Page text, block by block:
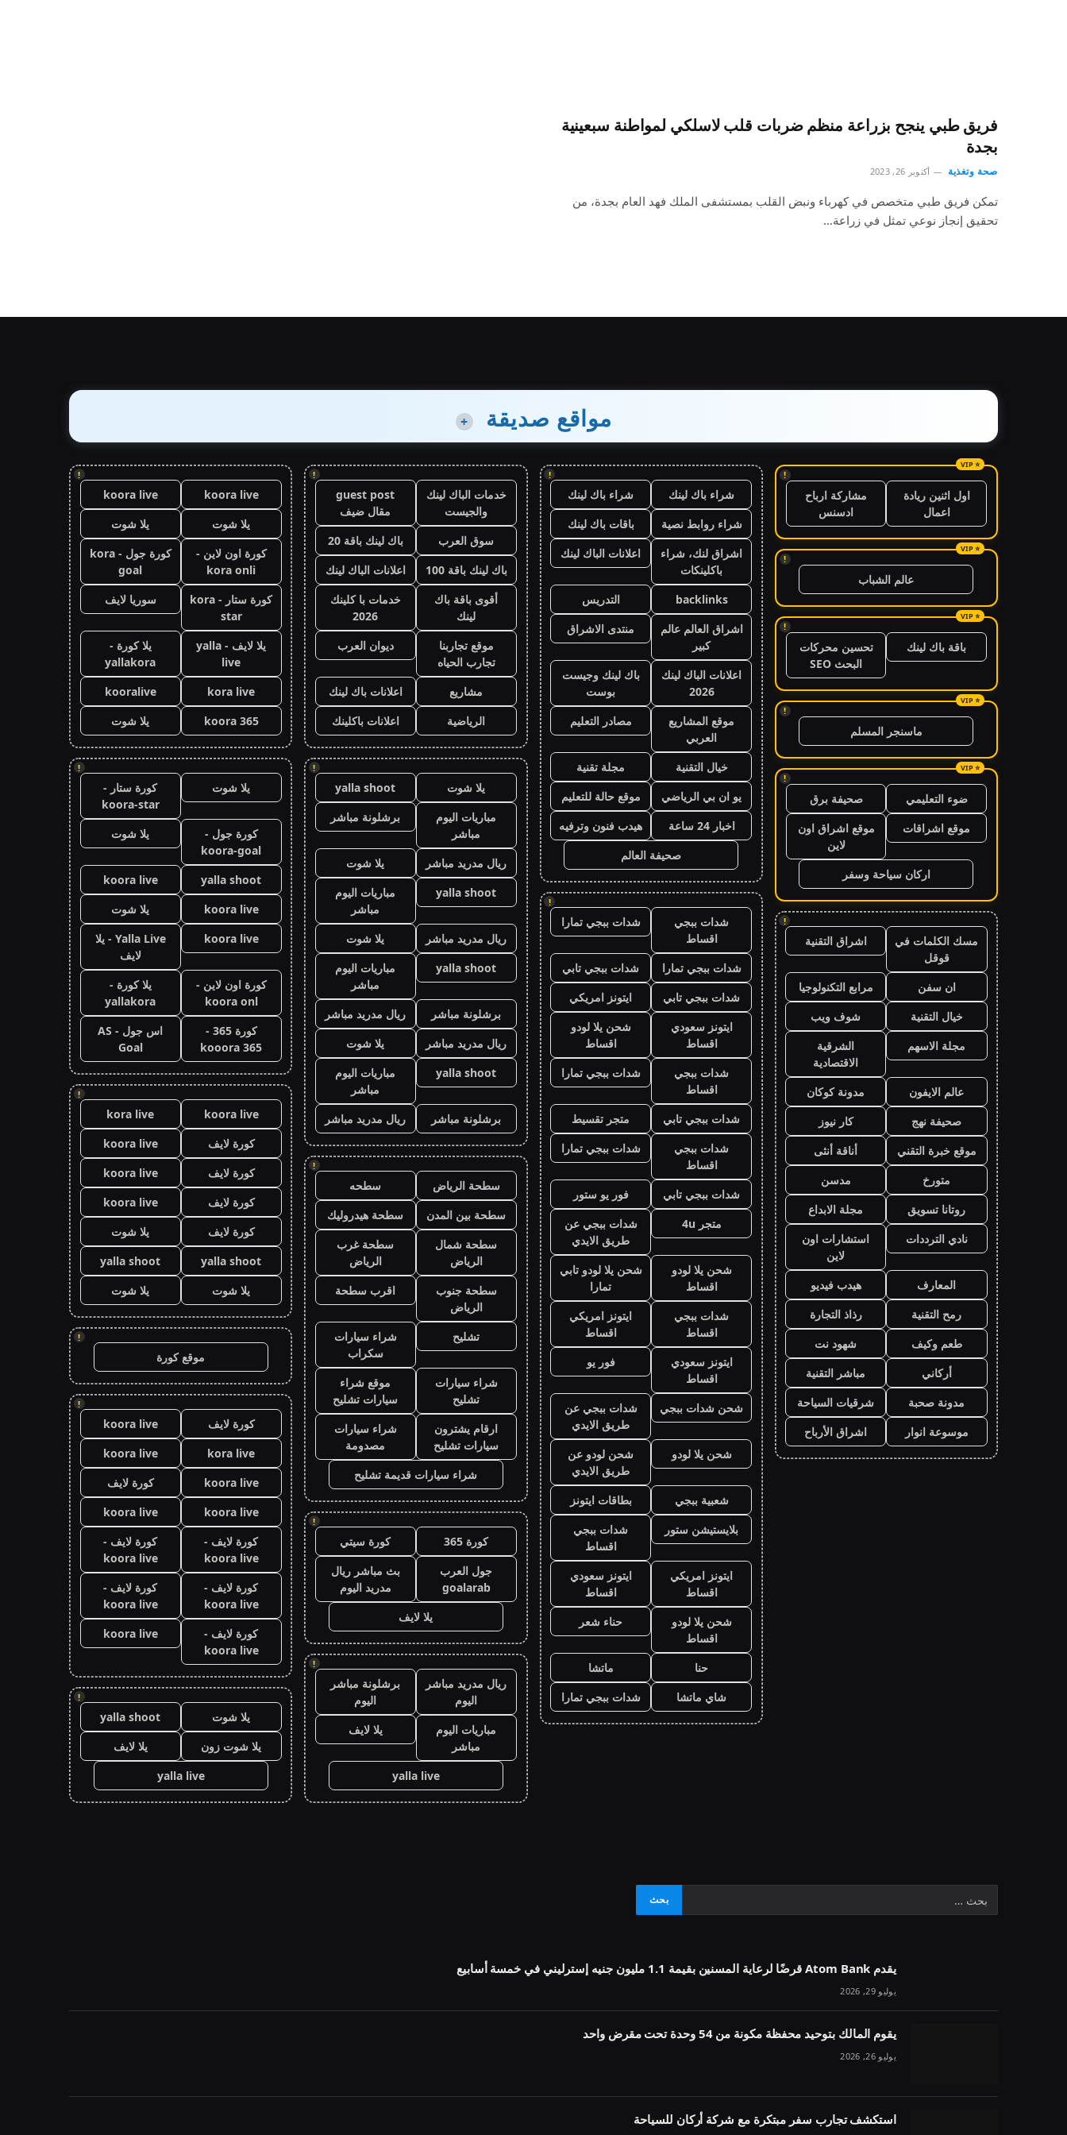
فريق طبي ينجح بزراعة منظم ضربات قلب لاسلكي لمواطنة سبعينية
بجدة
صحة وتغذية أكتوبر 26, 2023
تمكن فريق طبي متخصص في كهرباء ونبض القلب بمستشفى الملك فهد العام بجدة، من
تحقيق إنجاز نوعي تمثل في زراعة…
مواقع صديقة +
!
اول اثنين ريادة
اعمال
مشاركة ارباح
ادسنس
!
عالم الشباب
!
باقة باك لينك
تحسين محركات
البحث SEO
!
ماسنجر المسلم
!
ضوء التعليمي
صحيفة برق
موقع اشراقات
موقع اشراق اون
لاين
اركان سياحة وسفر
!
مسك الكلمات في
قوقل
اشراق التقنية
ان سفن
مرابع التكنولوجيا
خيال التقنية
شوف ويب
مجلة الاسهم
الشرقية
الاقتصادية
عالم الايفون
مدونة كوكان
صحيفة نهج
كار نيوز
موقع خبرة التقني
أناقة أنثى
متورخ
مدسن
روتانا تسويق
مجلة الابداع
نادي الترددات
استشارات اون
لاين
المعارف
هيدب فيديو
رمح التقنية
رذاذ التجارة
طعم وكيف
شهود نت
أركاني
مباشر التقنية
مدونة صحبة
شرقيات السياحة
موسوعة انوار
اشراق الأرباح
!
شراء باك لينك
شراء باك لينك
شراء روابط نصية
باقات باك لينك
اشراق لنك، شراء
باكلينكات
اعلانات الباك لينك
backlinks
التدريس
اشراق العالم عالم
كبير
منتدى الاشراق
اعلانات الباك لينك
2026
باك لينك وجيست
بوست
موقع المشاريع
العربي
مصادر التعليم
خيال التقنية
مجلة تقنية
يو ان بي الرياضي
موقع حالة للتعليم
اخبار 24 ساعة
هيدب فنون وترفيه
صحيفة العالم
!
شدات ببجي
اقساط
شدات ببجي تمارا
شدات ببجي تمارا
شدات ببجي تابي
شدات ببجي تابي
ايتونز امريكي
ايتونز سعودي
اقساط
شحن يلا لودو
اقساط
شدات ببجي
اقساط
شدات ببجي تمارا
شدات ببجي تابي
متجر تقسيط
شدات ببجي
اقساط
شدات ببجي تمارا
شدات ببجي تابي
فور يو ستور
متجر 4u
شدات ببجي عن
طريق الايدي
شحن يلا لودو
اقساط
شحن يلا لودو تابي
تمارا
شدات ببجي
اقساط
ايتونز امريكي
اقساط
ايتونز سعودي
اقساط
فور يو
شحن شدات ببجي
شدات ببجي عن
طريق الايدي
شحن يلا لودو
شحن لودو عن
طريق الايدي
شعبية ببجي
بطاقات ايتونز
بلايستيشن ستور
شدات ببجي
اقساط
ايتونز امريكي
اقساط
ايتونز سعودي
اقساط
شحن يلا لودو
اقساط
حناء شعر
حنا
ماتشا
شاي ماتشا
شدات ببجي تمارا
!
خدمات الباك لينك
والجيست
guest post
مقال ضيف
سوق العرب
باك لينك باقة 20
باك لينك باقة 100
اعلانات الباك لينك
أقوى باقة باك
لينك
خدمات با كلينك
2026
موقع تجاربنا
تجارب الحياه
ديوان العرب
مشاريع
اعلانات باك لينك
الرياضية
اعلانات باكلينك
!
يلا شوت
yalla shoot
مباريات اليوم
مباشر
برشلونة مباشر
ريال مدريد مباشر
يلا شوت
yalla shoot
مباريات اليوم
مباشر
ريال مدريد مباشر
يلا شوت
yalla shoot
مباريات اليوم
مباشر
برشلونة مباشر
ريال مدريد مباشر
ريال مدريد مباشر
يلا شوت
yalla shoot
مباريات اليوم
مباشر
برشلونة مباشر
ريال مدريد مباشر
!
سطحة الرياض
سطحه
سطحة بين المدن
سطحة هيدروليك
سطحة شمال
الرياض
سطحة غرب
الرياض
سطحة جنوب
الرياض
اقرب سطحة
تشليح
شراء سيارات
سكراب
شراء سيارات
تشليح
موقع شراء
سيارات تشليح
ارقام يشترون
سيارات تشليح
شراء سيارات
مصدومة
شراء سيارات قديمة تشليح
!
كورة 365
كورة سيتي
جول العرب
goalarab
بث مباشر ريال
مدريد اليوم
يلا لايف
!
ريال مدريد مباشر
اليوم
برشلونة مباشر
اليوم
مباريات اليوم
مباشر
يلا لايف
yalla live
!
koora live
koora live
يلا شوت
يلا شوت
كورة اون لاين -
kora onli
كورة جول - kora
goal
كورة ستار - kora
star
سوريا لايف
يلا لايف - yalla
live
يلا كورة -
yallakora
kora live
kooralive
koora 365
يلا شوت
!
يلا شوت
كورة ستار -
koora-star
كورة جول -
koora-goal
يلا شوت
yalla shoot
koora live
koora live
يلا شوت
koora live
Yalla Live - يلا
لايف
كورة اون لاين -
koora onl
يلا كورة -
yallakora
كورة 365 -
kooora 365
اس جول - AS
Goal
!
koora live
kora live
كورة لايف
koora live
كورة لايف
koora live
كورة لايف
koora live
كورة لايف
يلا شوت
yalla shoot
yalla shoot
يلا شوت
يلا شوت
!
موقع كورة
!
كورة لايف
koora live
kora live
koora live
koora live
كورة لايف
koora live
koora live
كورة لايف -
koora live
كورة لايف -
koora live
كورة لايف -
koora live
كورة لايف -
koora live
كورة لايف -
koora live
koora live
!
يلا شوت
yalla shoot
يلا شوت زون
يلا لايف
yalla live
يقدم Atom Bank قرضًا لرعاية المسنين بقيمة 1.1 مليون جنيه إسترليني في خمسة أسابيع
يوليو 29, 2026
يقوم المالك بتوحيد محفظة مكونة من 54 وحدة تحت مقرض واحد
يوليو 26, 2026
استكشف تجارب سفر مبتكرة مع شركة أركان للسياحة